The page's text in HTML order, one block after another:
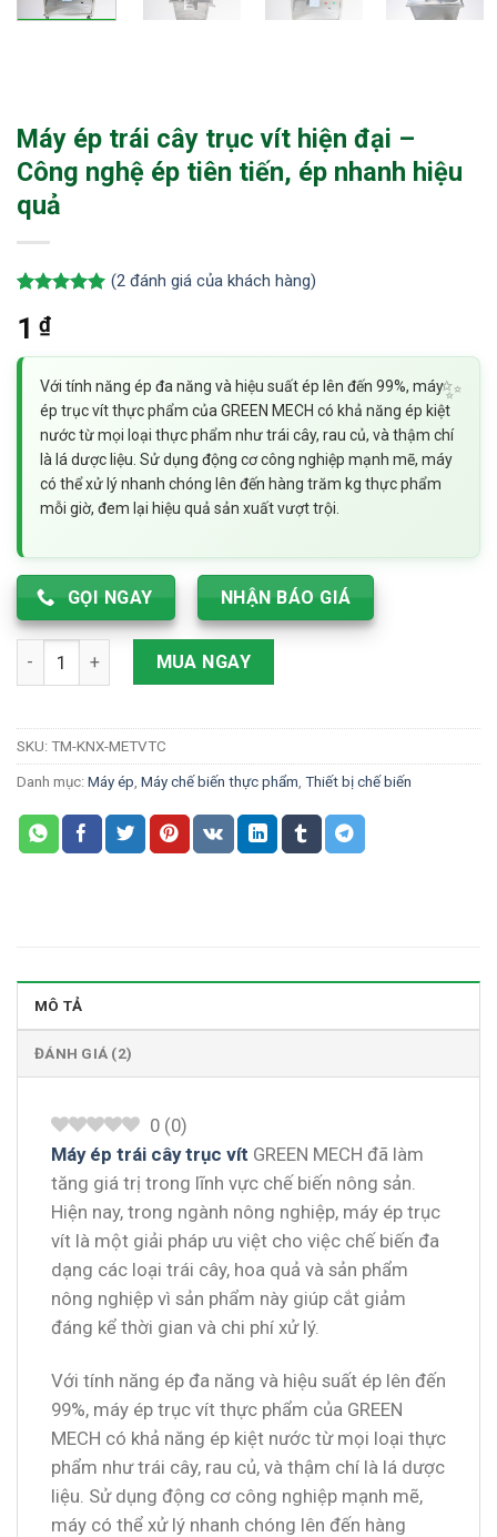
Máy ép trái cây trục vít hiện đại –
Công nghệ ép tiên tiến, ép nhanh hiệu
quả
dựa trên
đánh giá
(2đánh giá của khách hàng)
1 ₫
Với tính năng ép đa năng và hiệu suất ép lên đến 99%, máy
ép trục vít thực phẩm của GREEN MECH có khả năng ép kiệt
nước từ mọi loại thực phẩm như trái cây, rau củ, và thậm chí
là lá dược liệu. Sử dụng động cơ công nghiệp mạnh mẽ, máy
có thể xử lý nhanh chóng lên đến hàng trăm kg thực phẩm
mỗi giờ, đem lại hiệu quả sản xuất vượt trội.
GỌI NGAY NHẬN BÁO GIÁ
Máy ép trái cây trục vít hiện đại - Công nghệ ép tiên tiến, ép
MUA NGAY
SKU: TM-KNX-METVTC
Danh mục: Máy ép, Máy chế biến thực phẩm, Thiết bị chế biến
MÔ TẢ
ĐÁNH GIÁ (2)
0 (0)
Máy ép trái cây trục vít GREEN MECH đã làm
tăng giá trị trong lĩnh vực chế biến nông sản.
Hiện nay, trong ngành nông nghiệp, máy ép trục
vít là một giải pháp ưu việt cho việc chế biến đa
dạng các loại trái cây, hoa quả và sản phẩm
nông nghiệp vì sản phẩm này giúp cắt giảm
đáng kể thời gian và chi phí xử lý.
Với tính năng ép đa năng và hiệu suất ép lên đến
99%, máy ép trục vít thực phẩm của GREEN
MECH có khả năng ép kiệt nước từ mọi loại thực
phẩm như trái cây, rau củ, và thậm chí là lá dược
liệu. Sử dụng động cơ công nghiệp mạnh mẽ,
máy có thể xử lý nhanh chóng lên đến hàng